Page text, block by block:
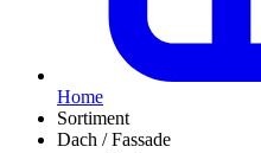
Home
Sortiment
Dach / Fassade